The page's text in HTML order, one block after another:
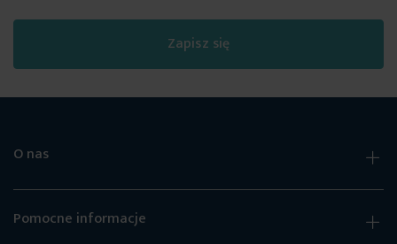
Zapisz się
O nas
Pomocne informacje